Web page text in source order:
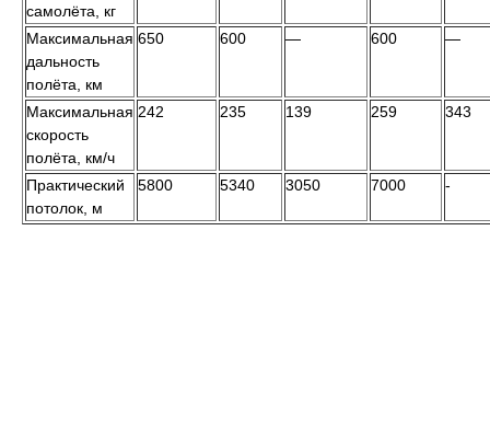
самолёта, кг
Максимальная
дальность
полёта, км
650 600 — 600 —
Максимальная
скорость
полёта, км/ч
242 235 139 259 343
Практический
потолок, м
5800 5340 3050 7000 -